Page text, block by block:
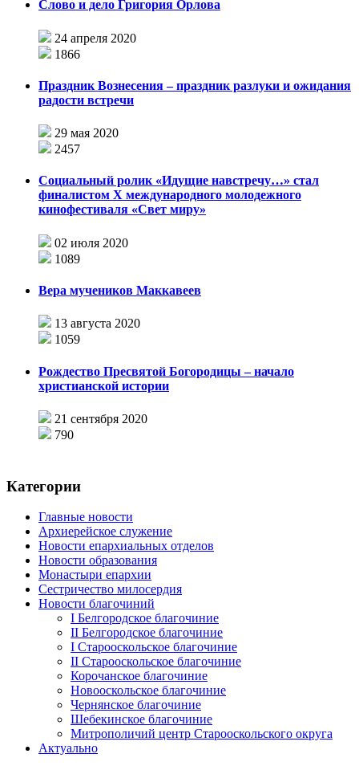
Слово и дело Григория Орлова
24 апреля 2020
1866
Праздник Вознесения – праздник разлуки и ожидания
радости встречи
29 мая 2020
2457
Социальный ролик «Идущие навстречу…» стал
финалистом X международного молодежного
кинофестиваля «Свет миру»
02 июля 2020
1089
Вера мучеников Маккавеев
13 августа 2020
1059
Рождество Пресвятой Богородицы – начало
христианской истории
21 сентября 2020
790
Категории
Главные новости
Архиерейское служение
Новости епархиальных отделов
Новости образования
Монастыри епархии
Сестричество милосердия
Новости благочиний
I Белгородское благочиние
II Белгородское благочиние
I Старооскольское благочиние
II Старооскольское благочиние
Корочанское благочиние
Новооскольское благочиние
Чернянское благочиние
Шебекинское благочиние
Митрополичий центр Старооскольского округа
Актуально